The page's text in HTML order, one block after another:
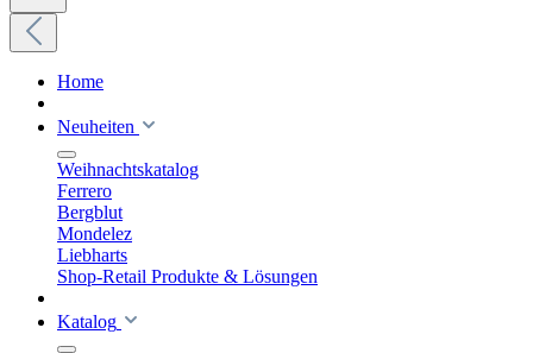
Home
Neuheiten
Weihnachtskatalog
Ferrero
Bergblut
Mondelez
Liebharts
Shop-Retail Produkte & Lösungen
Katalog